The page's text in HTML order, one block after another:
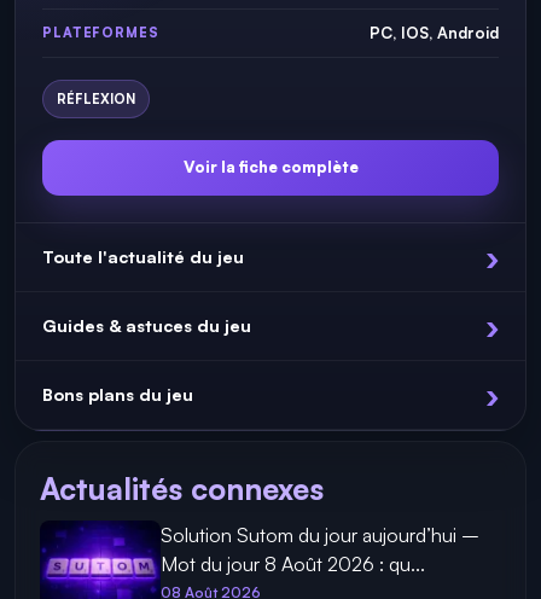
PLATEFORMES PC, IOS, Android
RÉFLEXION
Voir la fiche complète
Toute l'actualité du jeu
Guides & astuces du jeu
Bons plans du jeu
Actualités connexes
Solution Sutom du jour aujourd’hui –
Mot du jour 8 Août 2026 : qu...
08 Août 2026